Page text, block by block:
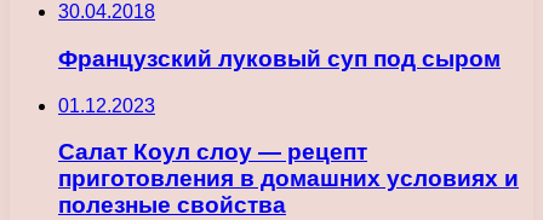
30.04.2018
Французский луковый суп под сыром
01.12.2023
Салат Коул слоу — рецепт
приготовления в домашних условиях и
полезные свойства